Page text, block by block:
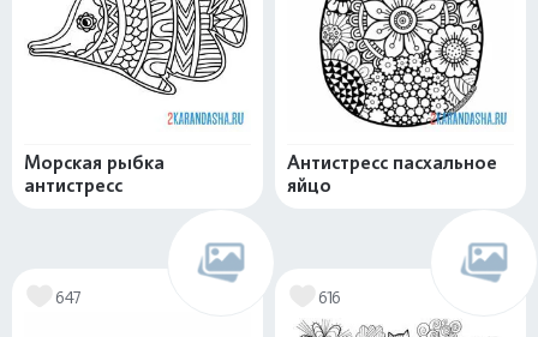
Морская рыбка
антистресс
Антистресс пасхальное
яйцо
647 616